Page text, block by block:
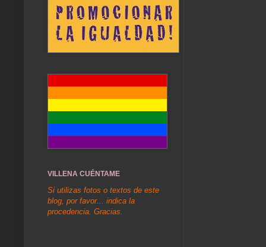
VILLENA CUÉNTAME
Si utilizas fotos o textos de este
blog, por favor... indica la
procedencia. Gracias.